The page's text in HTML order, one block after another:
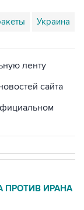
Украина
ленту
сайта
ПРОТИВ ИРАНА